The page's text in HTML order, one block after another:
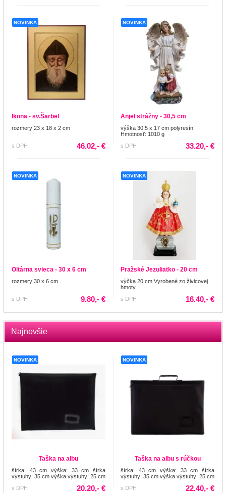
NOVINKA
Ikona - sv.Šarbel
rozmery 23 x 18 x 2 cm
s DPH 46.02,- €
NOVINKA
Anjel strážny - 30,5 cm
výška 30,5 x 17 cm polyresín
Hmotnosť: 1010 g
s DPH
33.20,- €
NOVINKA
Oltárna svieca - 30 x 6 cm
rozmery 30 x 6 cm
s DPH 9.80,- €
NOVINKA
Pražské Jezuliatko - 20 cm
výčka 20 cm Vyrobené zo živicovej
hmoty.
s DPH
16.40,- €
Najnovšie
NOVINKA
Taška na albu
šírka: 43 cm výška: 33 cm šírka
výstuhy: 35 cm výška výstuhy: 25 cm
s DPH
20.20,- €
NOVINKA
Taška na albu s rúčkou
šírka: 43 cm výška: 33 cm šírka
výstuhy: 35 cm výška výstuhy: 25 cm
s DPH
22.40,- €